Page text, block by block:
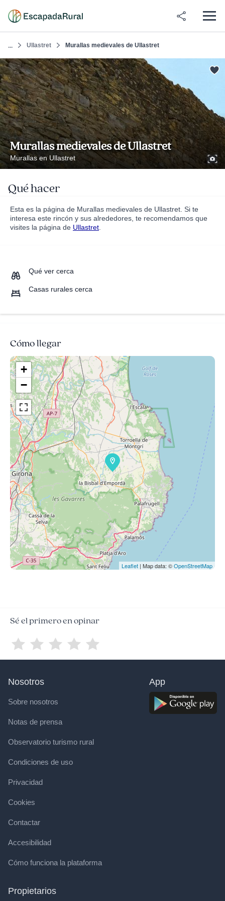
... Ullastret Murallas medievales de Ullastret
Murallas medievales de Ullastret
Murallas en Ullastret
Qué hacer
Esta es la página de Murallas medievales de Ullastret. Si te
interesa este rincón y sus alrededores, te recomendamos que
visites la página de Ullastret
Qué ver cerca
Casas rurales cerca
Cómo llegar
+
−
Leaflet | Map data: ©OpenStreetMap
Sé el primero en opinar
Nosotros
Sobre nosotros
Notas de prensa
Observatorio turismo rural
Condiciones de uso
Privacidad
Cookies
Contactar
Accesibilidad
Cómo funciona la plataforma
Propietarios
App